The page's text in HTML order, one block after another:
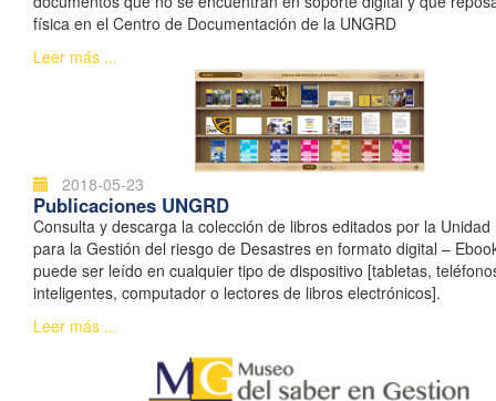
física en el Centro de Documentación de la UNGRD
Leer más ...
2018-05-23
Publicaciones UNGRD
Consulta y descarga la colección de libros editados por la Unidad
para la Gestión del riesgo de Desastres en formato digital –
puede ser leído en cualquier tipo de dispositivo [tabletas,
inteligentes, computador o lectores de libros electrónicos].
Leer más ...